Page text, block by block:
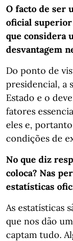
O facto de ser
oficial superior
que considera
desvantagem
Do ponto de
presidencial, a
Estado e o
fatores
eles e,
condições de
No que diz
coloca? Nas
estatísticas
As estatísticas
que nos dão
captam tudo.